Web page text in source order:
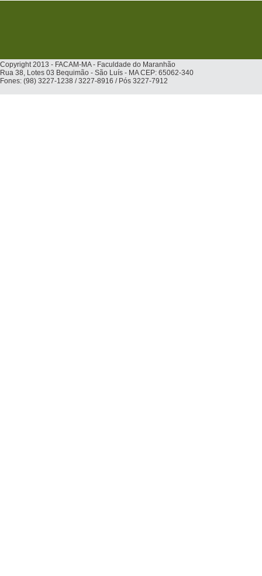
Copyright 2013 - FACAM-MA - Faculdade do Maranhão
Rua 38, Lotes 03 Bequimão - São Luís - MA CEP: 65062-340
Fones: (98) 3227-1238 / 3227-8916 / Pós 3227-7912